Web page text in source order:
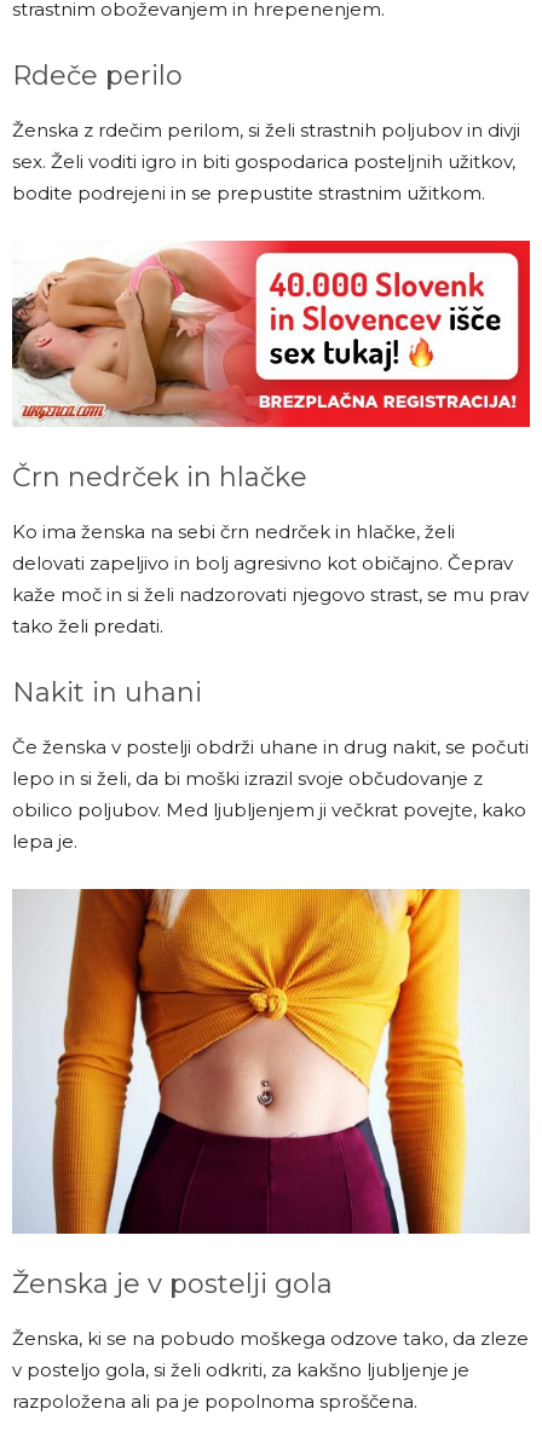
strastnim oboževanjem in hrepenenjem.
Rdeče perilo
Ženska z rdečim perilom, si želi strastnih poljubov in divji
sex. Želi voditi igro in biti gospodarica posteljnih užitkov,
bodite podrejeni in se prepustite strastnim užitkom.
Črn nedrček in hlačke
Ko ima ženska na sebi črn nedrček in hlačke, želi
delovati zapeljivo in bolj agresivno kot običajno. Čeprav
kaže moč in si želi nadzorovati njegovo strast, se mu prav
tako želi predati.
Nakit in uhani
Če ženska v postelji obdrži uhane in drug nakit, se počuti
lepo in si želi, da bi moški izrazil svoje občudovanje z
obilico poljubov. Med ljubljenjem ji večkrat povejte, kako
lepa je.
Ženska je v postelji gola
Ženska, ki se na pobudo moškega odzove tako, da zleze
v posteljo gola, si želi odkriti, za kakšno ljubljenje je
razpoložena ali pa je popolnoma sproščena.